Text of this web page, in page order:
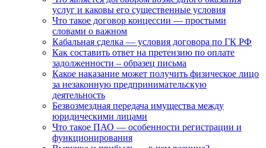
услуг и каковы его существенные условия
Что такое договор концессии — простыми
словами о важном
Кабальная сделка — условия договора по ГК РФ
Как составить ответ на претензию по оплате
задолженности – образец письма
Какое наказание может получить физическое лицо
за незаконную предпринимательскую
деятельность
Безвозмездная передача имущества между
юридическими лицами
Что такое ПАО — особенности регистрации и
функционирования